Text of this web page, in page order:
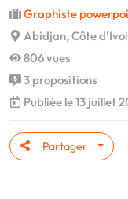
Graphiste
Abidjan, Côte
806 vues
3 propositions
Publiée le 13 juillet
Partager